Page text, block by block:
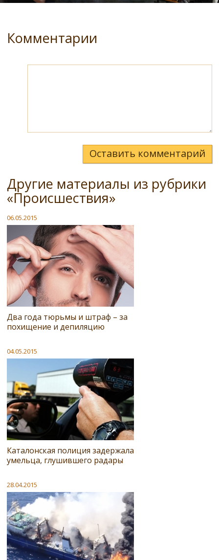
Комментарии
Оставить комментарий
Другие материалы из рубрики
«Происшествия»
06.05.2015
Два года тюрьмы и штраф – за
похищение и депиляцию
04.05.2015
Каталонская полиция задержала
умельца, глушившего радары
28.04.2015